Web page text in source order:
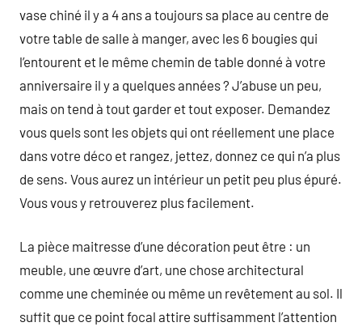
vase chiné il y a 4 ans a toujours sa place au centre de
votre table de salle à manger, avec les 6 bougies qui
l’entourent et le même chemin de table donné à votre
anniversaire il y a quelques années ? J’abuse un peu,
mais on tend à tout garder et tout exposer. Demandez
vous quels sont les objets qui ont réellement une place
dans votre déco et rangez, jettez, donnez ce qui n’a plus
de sens. Vous aurez un intérieur un petit peu plus épuré.
Vous vous y retrouverez plus facilement.
La pièce maitresse d’une décoration peut être : un
meuble, une œuvre d’art, une chose architectural
comme une cheminée ou même un revêtement au sol. Il
suffit que ce point focal attire suffisamment l’attention